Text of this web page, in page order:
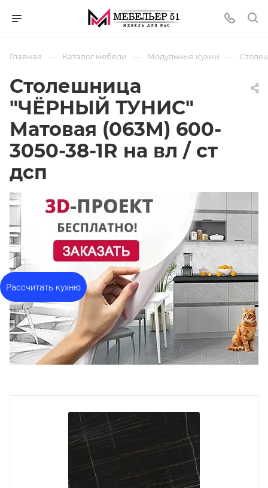
Главная — Каталог мебели — Модульные кухни —
Столешница
"ЧЁРНЫЙ ТУНИС"
Матовая (063М) 600-
3050-38-1R на вл / ст
дсп
Рассчитать кухню